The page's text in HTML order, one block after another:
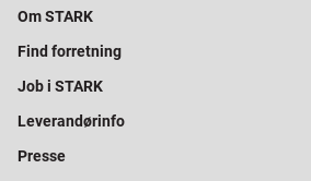
Om STARK
Find forretning
Job i STARK
Leverandørinfo
Presse